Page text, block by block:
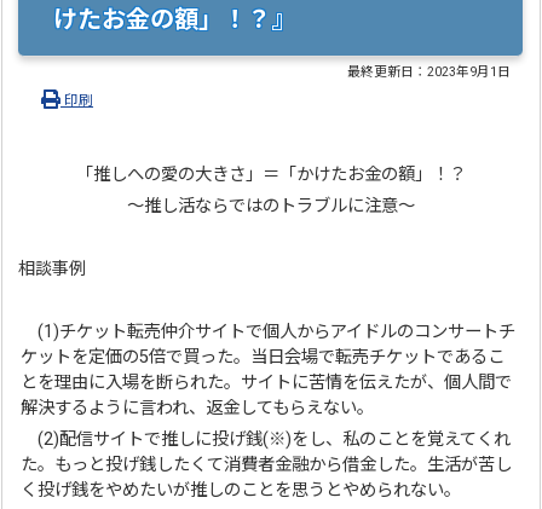
けたお金の額」！？』
最終更新日：2023年9月1日
印刷
「推しへの愛の大きさ」＝「かけたお金の額」！？
～推し活ならではのトラブルに注意～
相談事例
(1)チケット転売仲介サイトで個人からアイドルのコンサートチ
ケットを定価の5倍で買った。当日会場で転売チケットであるこ
とを理由に入場を断られた。サイトに苦情を伝えたが、個人間で
解決するように言われ、返金してもらえない。
(2)配信サイトで推しに投げ銭(※)をし、私のことを覚えてくれ
た。もっと投げ銭したくて消費者金融から借金した。生活が苦し
く投げ銭をやめたいが推しのことを思うとやめられない。